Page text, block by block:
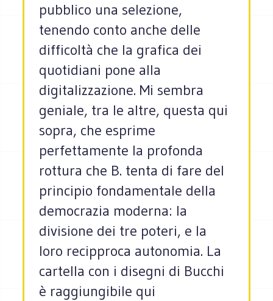
pubblico una selezione,
tenendo conto anche delle
difficoltà che la grafica dei
quotidiani pone alla
digitalizzazione. Mi sembra
geniale, tra le altre, questa qui
sopra, che esprime
perfettamente la profonda
rottura che B. tenta di fare del
principio fondamentale della
democrazia moderna: la
divisione dei tre poteri, e la
loro recipproca autonomia. La
cartella con i disegni di Bucchi
è raggiungibile qui